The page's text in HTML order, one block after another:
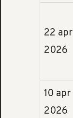
22 apr
2026
10 apr
2026